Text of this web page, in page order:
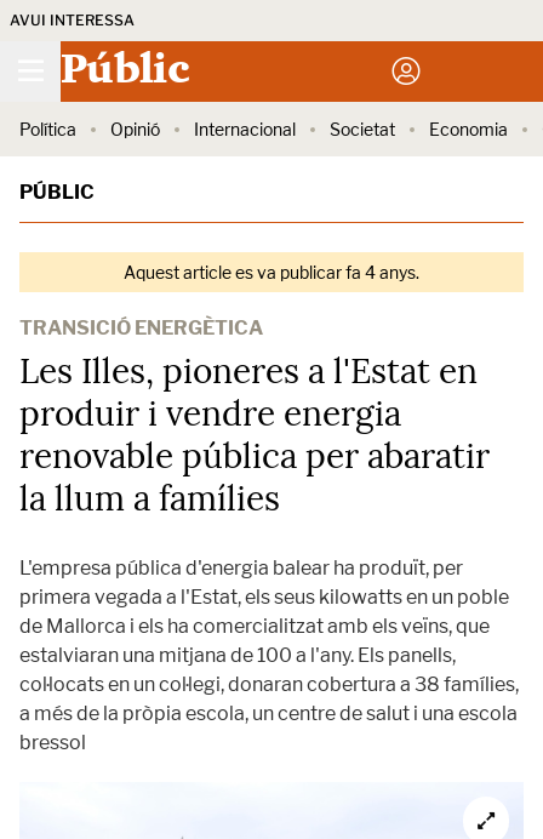
AVUI INTERESSA
Públic
Política Opinió Internacional Societat Economia
PÚBLIC
Aquest article es va publicar fa 4 anys.
TRANSICIÓ ENERGÈTICA
Les Illes, pioneres a l'Estat en
produir i vendre energia
renovable pública per abaratir
la llum a famílies
L'empresa pública d'energia balear ha produït, per
primera vegada a l'Estat, els seus kilowatts en un poble
de Mallorca i els ha comercialitzat amb els veïns, que
estalviaran una mitjana de 100 a l'any. Els panells,
col·locats en un col·legi, donaran cobertura a 38 famílies,
a més de la pròpia escola, un centre de salut i una escola
bressol